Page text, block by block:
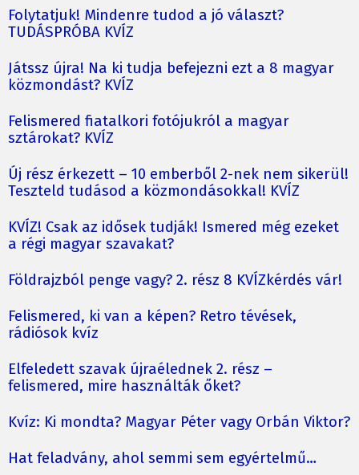
Folytatjuk! Mindenre tudod a jó választ?
TUDÁSPRÓBA KVÍZ
Játssz újra! Na ki tudja befejezni ezt a 8 magyar
közmondást? KVÍZ
Felismered fiatalkori fotójukról a magyar
sztárokat? KVÍZ
Új rész érkezett – 10 emberből 2-nek nem sikerül!
Teszteld tudásod a közmondásokkal! KVÍZ
KVÍZ! Csak az idősek tudják! Ismered még ezeket
a régi magyar szavakat?
Földrajzból penge vagy? 2. rész 8 KVÍZkérdés vár!
Felismered, ki van a képen? Retro tévések,
rádiósok kvíz
Elfeledett szavak újraélednek 2. rész –
felismered, mire használták őket?
Kvíz: Ki mondta? Magyar Péter vagy Orbán Viktor?
Hat feladvány, ahol semmi sem egyértelmű…